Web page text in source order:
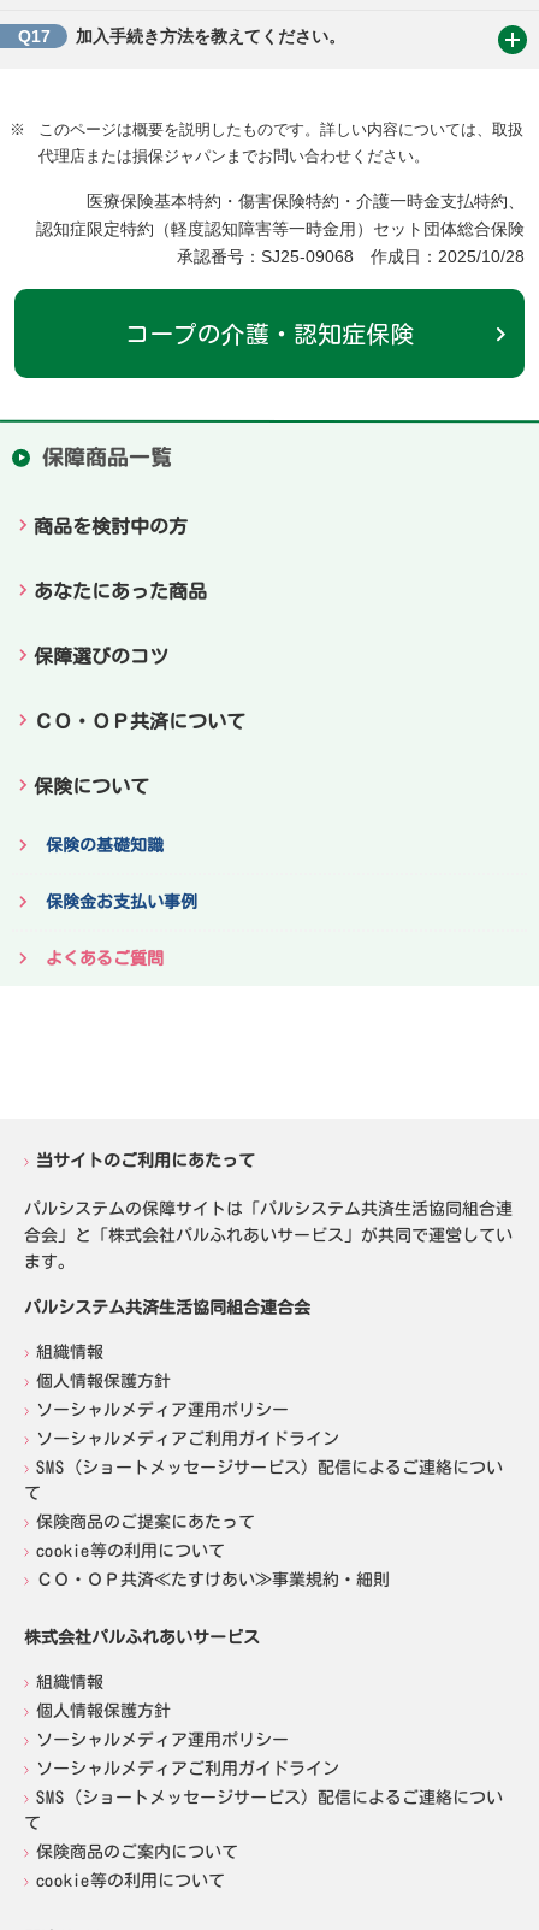
Q17 加入手続き方法を教えてください。
※
このページは概要を説明したものです。詳しい内容については、取扱
代理店または損保ジャパンまでお問い合わせください。
医療保険基本特約・傷害保険特約・介護一時金支払特約、
認知症限定特約（軽度認知障害等一時金用）セット団体総合保険
承認番号：SJ25-09068 作成日：2025/10/28
コープの介護・認知症保険
保障商品一覧
商品を検討中の方
あなたにあった商品
保障選びのコツ
ＣＯ・ＯＰ共済について
保険について
保険の基礎知識
保険金お支払い事例
よくあるご質問
当サイトのご利用にあたって
パルシステムの保障サイトは「パルシステム共済生活協同組合連
合会」と「株式会社パルふれあいサービス」が共同で運営してい
ます。
パルシステム共済生活協同組合連合会
組織情報
個人情報保護方針
ソーシャルメディア運用ポリシー
ソーシャルメディアご利用ガイドライン
SMS（ショートメッセージサービス）配信によるご連絡につい
て
保険商品のご提案にあたって
cookie等の利用について
ＣＯ・ＯＰ共済≪たすけあい≫事業規約・細則
株式会社パルふれあいサービス
組織情報
個人情報保護方針
ソーシャルメディア運用ポリシー
ソーシャルメディアご利用ガイドライン
SMS（ショートメッセージサービス）配信によるご連絡につい
て
保険商品のご案内について
cookie等の利用について